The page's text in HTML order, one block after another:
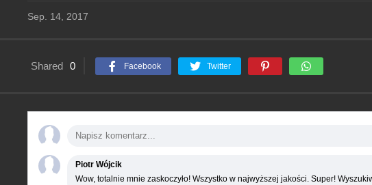
Sep. 14, 2017
Shared 0 Facebook Twitter
Piotr Wójcik
Wow, totalnie mnie zaskoczyło! Wszystko w najwyższej jakości. Super!